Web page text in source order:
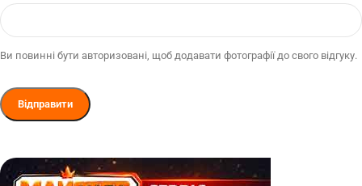
Ви повинні бути авторизовані, щоб додавати фотографії до свого відгуку.